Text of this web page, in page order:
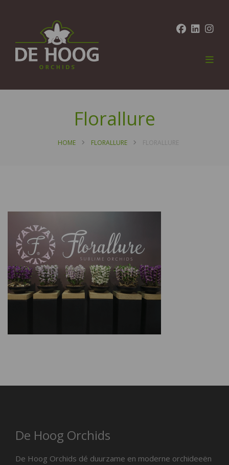
Florallure
HOME FLORALLURE FLORALLURE
De Hoog Orchids
De Hoog Orchids dé duurzame en moderne orchideeën